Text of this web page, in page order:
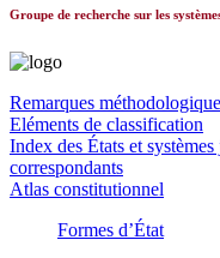
Groupe de recherche sur les
Remarques
Eléments de classification
Index des États et
correspondants
Atlas constitutionnel
Formes d’État